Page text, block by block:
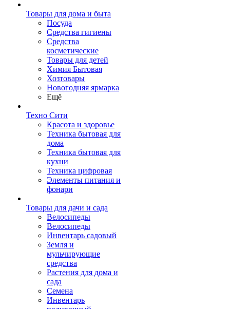
Товары для дома и быта
Посуда
Средства гигиены
Средства
косметические
Товары для детей
Химия Бытовая
Хозтовары
Новогодняя ярмарка
Ещё
Техно Сити
Красота и здоровье
Техника бытовая для
дома
Техника бытовая для
кухни
Техника цифровая
Элементы питания и
фонари
Товары для дачи и сада
Велосипеды
Велосипеды
Инвентарь садовый
Земля и
мульчирующие
средства
Растения для дома и
сада
Семена
Инвентарь